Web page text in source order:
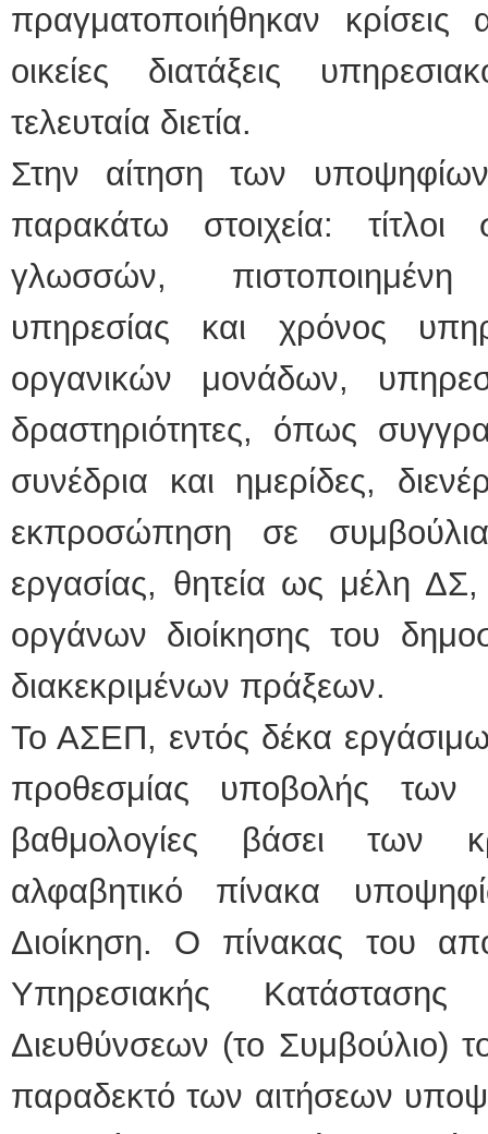
πραγματοποιήθηκαν
οικείες διατάξεις
τελευταία διετία.
Στην αίτηση των
παρακάτω στοιχεία:
γλωσσών,
υπηρεσίας και χρόνος
οργανικών μονάδων,
δραστηριότητες, όπως
συνέδρια και ημερίδες,
εκπροσώπηση σε
εργασίας, θητεία ως μέλη ΔΣ,
οργάνων διοίκησης του
διακεκριμένων πράξεων.
Το ΑΣΕΠ, εντός δέκα
προθεσμίας υποβολής των
βαθμολογίες βάσει των
αλφαβητικό πίνακα
Διοίκηση. Ο πίνακας του
Υπηρεσιακής Κατάστασης
Διευθύνσεων (το Συμβούλιο)
παραδεκτό των αιτήσεων